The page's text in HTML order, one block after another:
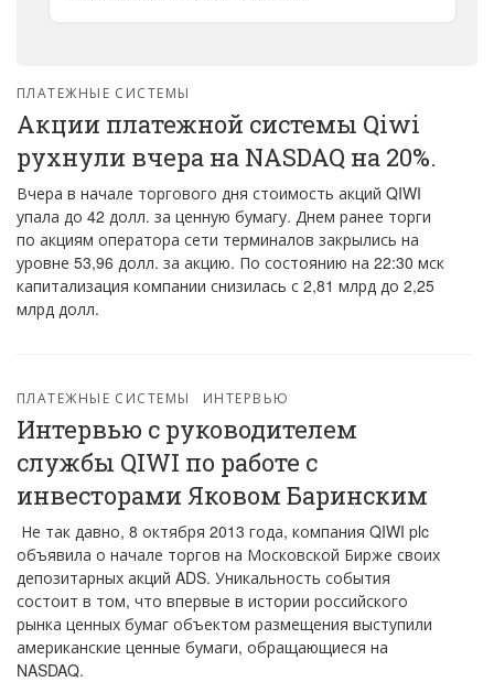
ПЛАТЕЖНЫЕ СИСТЕМЫ
Акции платежной системы Qiwi
рухнули вчера на NASDAQ на 20%.
Вчера в начале торгового дня стоимость акций QIWI
упала до 42 долл. за ценную бумагу. Днем ранее торги
по акциям оператора сети терминалов закрылись на
уровне 53,96 долл. за акцию. По состоянию на 22:30 мск
капитализация компании снизилась с 2,81 млрд до 2,25
млрд долл.
ПЛАТЕЖНЫЕ СИСТЕМЫ ИНТЕРВЬЮ
Интервью с руководителем
службы QIWI по работе с
инвесторами Яковом Баринским
Не так давно, 8 октября 2013 года, компания QIWI plc
объявила о начале торгов на Московской Бирже своих
депозитарных акций ADS. Уникальность события
состоит в том, что впервые в истории российского
рынка ценных бумаг объектом размещения выступили
американские ценные бумаги, обращающиеся на
NASDAQ.